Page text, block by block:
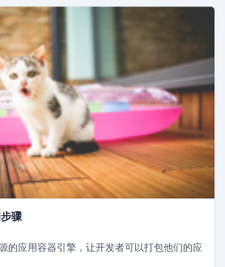
骤
的应用容器引擎，让开发者可以打包他们的应